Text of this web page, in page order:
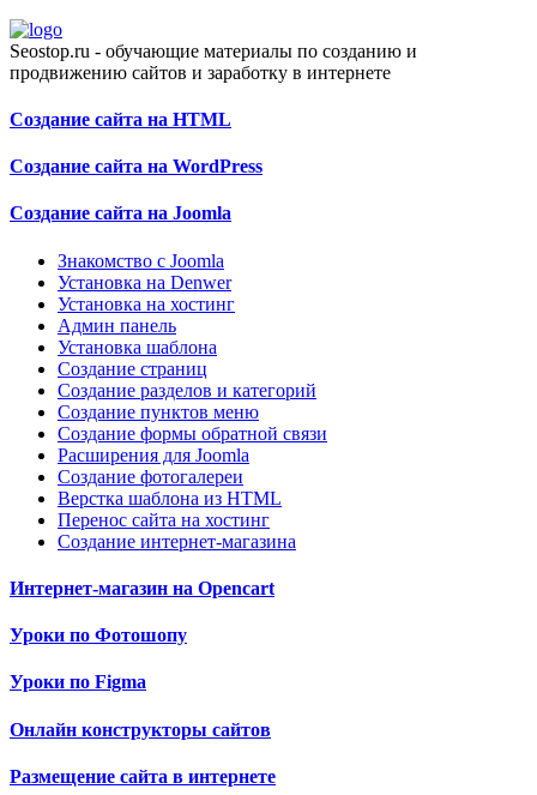
Seostop.ru - обучающие материалы по созданию и
продвижению сайтов и заработку в интернете
Создание сайта на HTML
Создание сайта на WordPress
Создание сайта на Joomla
Знакомство с Joomla
Установка на Denwer
Установка на хостинг
Админ панель
Установка шаблона
Создание страниц
Создание разделов и категорий
Создание пунктов меню
Создание формы обратной связи
Расширения для Joomla
Создание фотогалереи
Верстка шаблона из HTML
Перенос сайта на хостинг
Создание интернет-магазина
Интернет-магазин на Opencart
Уроки по Фотошопу
Уроки по Figma
Онлайн конструкторы сайтов
Размещение сайта в интернете